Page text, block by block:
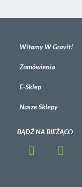
Witamy W Gravit!
Zamówienia
E-Sklep
Nasze Sklepy
BĄDŹ NA BIEŻĄCO